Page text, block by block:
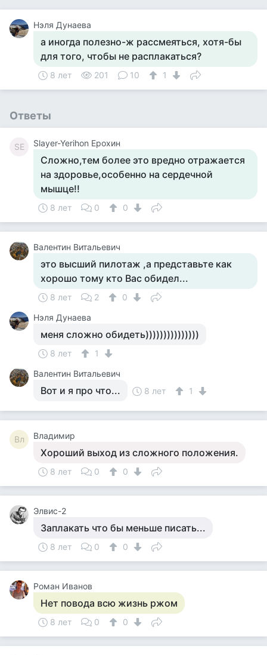
Нэля Дунаева
а иногда полезно-ж рассмеяться, хотя-бы
для того, чтобы не расплакаться?
8 лет 201 10 1
Ответы
SЕ Slayer-Yerihon Ерохин
Сложно,тем более это вредно отражается
на здоровье,особенно на сердечной
мышце!!
8 лет 0 0
Валентин Витальевич
это высший пилотаж ,а представьте как
хорошо тому кто Вас обидел...
8 лет 2
0
Нэля Дунаева
меня сложно обидеть)))))))))))))))
8 лет
1
Валентин Витальевич
Вот и я про что... 8 лет 1
Вл Владимир
Хороший выход из сложного положения.
8 лет 0 0
Элвис-2
Заплакать что бы меньше писать...
8 лет 0 0
Роман Иванов
Нет повода всю жизнь ржом
8 лет 0 0